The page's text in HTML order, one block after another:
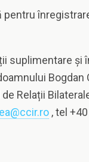
pentru
suplimentare și
Bogdan
Relații
, tel